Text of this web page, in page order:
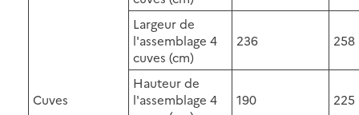
Cuves
Largeur de
l'assemblage 4
cuves (cm)
236 258
Hauteur de
l'assemblage 4
190 225